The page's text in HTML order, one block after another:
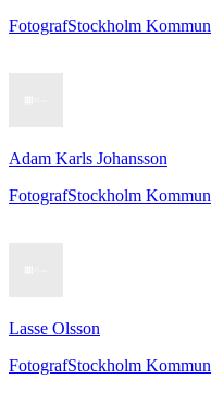
FotografStockholm Kommun
Adam Karls Johansson
FotografStockholm Kommun
Lasse Olsson
FotografStockholm Kommun